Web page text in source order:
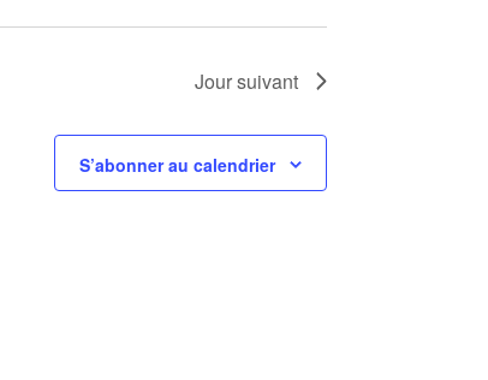
Jour suivant
S’abonner au calendrier